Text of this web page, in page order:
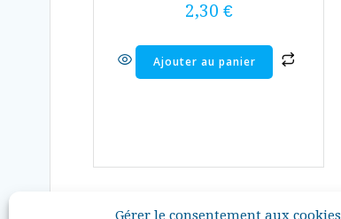
Gérer le consentement aux cookies
2,30 €
Ajouter au panier